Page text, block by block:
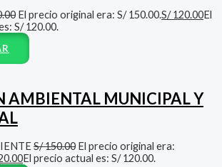
El precio original era: S/ 150.00.S/120.00El
S/ 120.00.
AMBIENTAL MUNICIPAL Y
S/150.00 El precio original era:
El precio actual es: S/ 120.00.